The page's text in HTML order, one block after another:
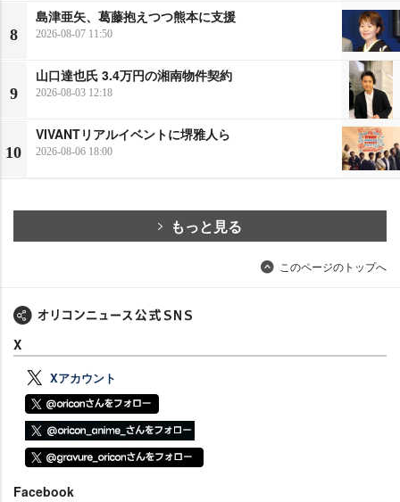
8
島津亜矢、葛藤抱えつつ熊本に支援
2026-08-07 11:50
9
山口達也氏 3.4万円の湘南物件契約
2026-08-03 12:18
10
VIVANTリアルイベントに堺雅人ら
2026-08-06 18:00
もっと見る
このページのトップへ
X
Xアカウント
Facebook